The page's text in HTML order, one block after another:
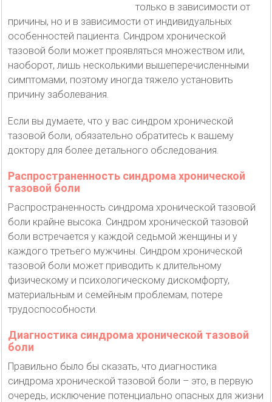
только в зависимости от
причины, но и в зависимости от индивидуальных
особенностей пациента. Синдром хронической
тазовой боли может проявляться множеством или,
наоборот, лишь несколькими вышеперечисленными
симптомами, поэтому иногда тяжело установить
причину заболевания.
Если вы думаете, что у вас синдром хронической
тазовой боли, обязательно обратитесь к вашему
доктору для более детального обследования.
Распространенность синдрома хронической
тазовой боли
Распространенность синдрома хронической тазовой
боли крайне высока. Синдром хронической тазовой
боли встречается у каждой седьмой женщины и у
каждого третьего мужчины. Синдром хронической
тазовой боли может приводить к длительному
физическому и психологическому дискомфорту,
материальным и семейным проблемам, потере
трудоспособности.
Диагностика синдрома хронической тазовой
боли
Правильно было бы сказать, что диагностика
синдрома хронической тазовой боли – это, в первую
очередь, исключение потенциально опасных для жизни